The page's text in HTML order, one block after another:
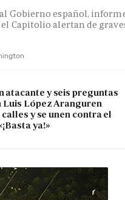
Gobierno español,
Capitolio alertan de
atacante y seis preguntas
Luis López Aranguren
y se unen contra el
ya!»